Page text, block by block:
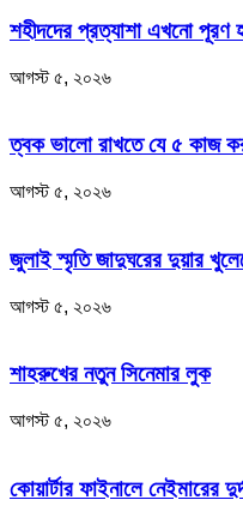
শহীদদের প্রত্যাশা এখনো পূরণ
আগস্ট ৫, ২০২৬
ত্বক ভালো রাখতে যে ৫ কাজ
আগস্ট ৫, ২০২৬
জুলাই স্মৃতি জাদুঘরের দুয়ার
আগস্ট ৫, ২০২৬
শাহরুখের নতুন সিনেমার লুক
আগস্ট ৫, ২০২৬
কোয়ার্টার ফাইনালে নেইমারের